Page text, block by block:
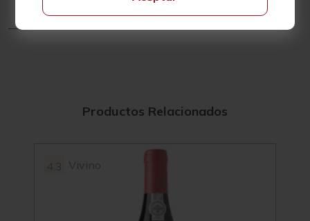
Productos Relacionados
Vivino